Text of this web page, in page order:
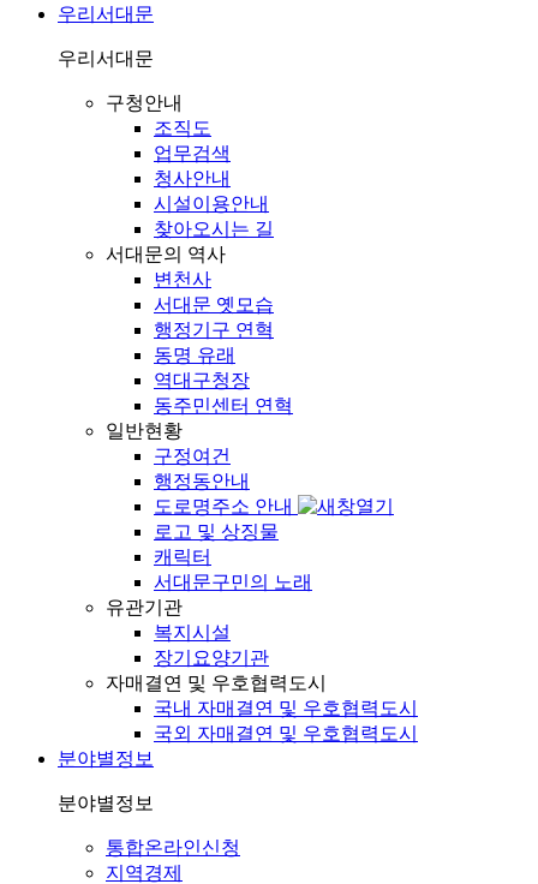
우리서대문
우리서대문
구청안내
조직도
업무검색
청사안내
시설이용안내
찾아오시는 길
서대문의 역사
변천사
서대문 옛모습
행정기구 연혁
동명 유래
역대구청장
동주민센터 연혁
일반현황
구정여건
행정동안내
도로명주소 안내
로고 및 상징물
캐릭터
서대문구민의 노래
유관기관
복지시설
장기요양기관
자매결연 및 우호협력도시
국내 자매결연 및 우호협력도시
국외 자매결연 및 우호협력도시
분야별정보
분야별정보
통합온라인신청
지역경제